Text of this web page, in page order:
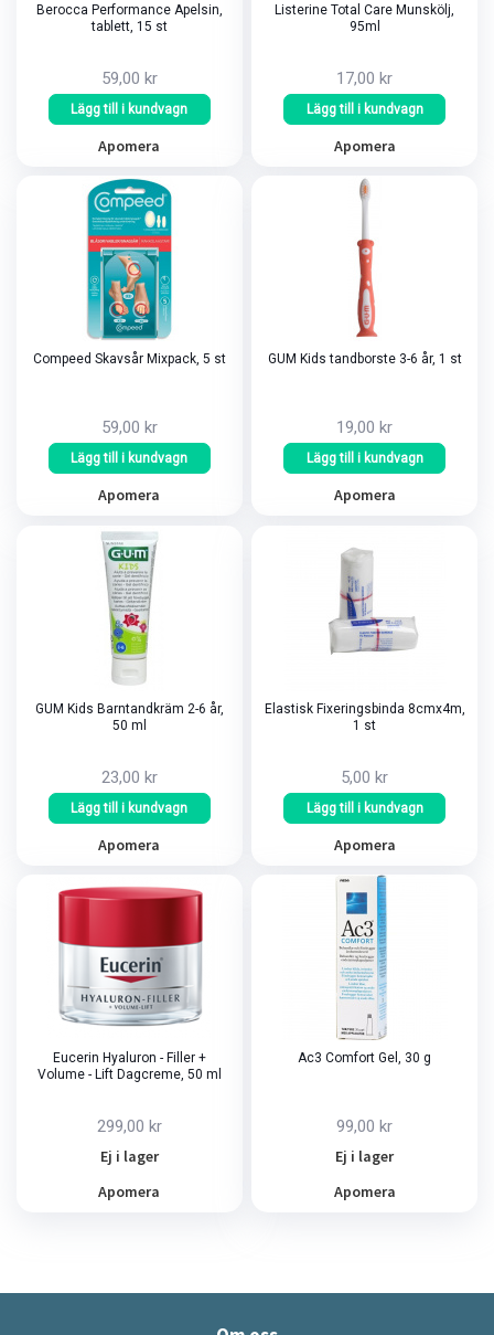
Berocca Performance Apelsin,
tablett, 15 st
59,00 kr
Lägg till i kundvagn
Apomera
Listerine Total Care Munskölj,
95ml
17,00 kr
Lägg till i kundvagn
Apomera
Compeed Skavsår Mixpack, 5 st
59,00 kr
Lägg till i kundvagn
Apomera
GUM Kids tandborste 3-6 år, 1 st
19,00 kr
Lägg till i kundvagn
Apomera
GUM Kids Barntandkräm 2-6 år,
50 ml
23,00 kr
Lägg till i kundvagn
Apomera
Elastisk Fixeringsbinda 8cmx4m,
1 st
5,00 kr
Lägg till i kundvagn
Apomera
Eucerin Hyaluron - Filler +
Volume - Lift Dagcreme, 50 ml
299,00 kr
Ej i lager
Apomera
Ac3 Comfort Gel, 30 g
99,00 kr
Ej i lager
Apomera